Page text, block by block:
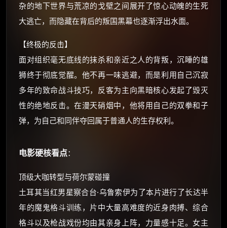
杂的地下世界与荒凉的戈壁之间展开了惊心动魄的生死
大逃亡，而隐藏在背后的叛国黑幕也逐渐浮出水面。
【终极的反击】
面对组织毫无底线的抹杀和亲近之人的背叛，沉睡的雄
狮终于彻底觉醒。他不再一味逃避，而是利用自己沉寂
多年的致命战斗技巧，反客为主向黑暗核心发起了毁灭
性的绝地反击。在漫天硝烟中，他将用自己的双拳和子
弹，为自己和同伴夺回属于普通人的生存权利。
电影硬核看点：
顶级大咖转型与荷尔蒙碰撞
土耳其当红男星察合台·乌鲁索伊为了本片进行了长达半
年的魔鬼格斗训练，片中大量高难度的近身肉搏、综合
格斗以及枪战戏份均由其亲身上阵，力量感十足。女主
优惠券、活动红包，每日可领。
☕ 海外大侠？通过 Ko-fi 赐茶